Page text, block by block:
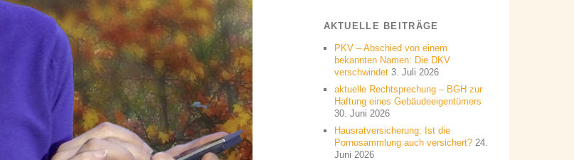
AKTUELLE BEITRÄGE
PKV – Abschied von einem
bekannten Namen: Die DKV
verschwindet 3. Juli 2026
aktuelle Rechtsprechung – BGH zur
Haftung eines Gebäudeeigentümers
30. Juni 2026
Hausratversicherung: Ist die
Pornosammlung auch versichert? 24.
Juni 2026